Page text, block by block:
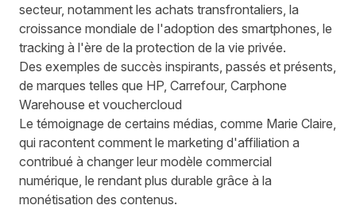
secteur, notamment les achats transfrontaliers, la
croissance mondiale de l'adoption des smartphones, le
tracking à l'ère de la protection de la vie privée.
Des exemples de succès inspirants, passés et présents,
de marques telles que HP, Carrefour, Carphone
Warehouse et vouchercloud
Le témoignage de certains médias, comme Marie Claire,
qui racontent comment le marketing d'affiliation a
contribué à changer leur modèle commercial
numérique, le rendant plus durable grâce à la
monétisation des contenus.